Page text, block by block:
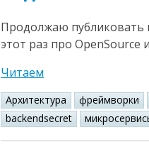
Продолжаю публиковать
этот раз про OpenSource
Читаем
Архитектура фреймворки
backendsecret